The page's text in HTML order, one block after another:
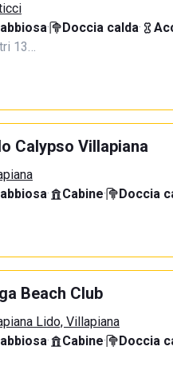
· Doccia calda·
13…
Calypso Villapiana
· Cabine· Doccia
Beach Club
Lido, Villapiana
· Cabine· Doccia